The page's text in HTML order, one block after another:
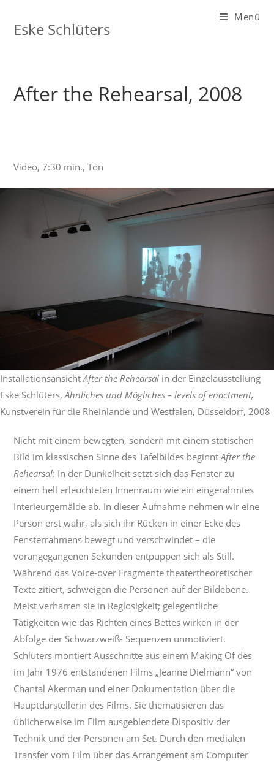
Inhalt
springen
Eske Schlüters
Menü
After the Rehearsal, 2008
Video, 7:30 min., Ton
InstallationsansichtAfter the Rehearsal in der Einzelausstellung
Eske Schlüters,Ähnliches und Mögliches – levels of enactment,
Kunstverein für die Rheinlande und Westfalen, Düsseldorf, 2008
Nicht mit einem bewegten, sondern mit einem statischen
Bild im klassischen Sinne des Tafelbildes beginntAfter the
Rehearsal: In der Dunkelheit setzt sich das Fenster zu
einem hell erleuchteten Innenraum wie ein eingerahmtes
Interieurgemälde ab. In dieser Aufnahme nehmen wir eine
Person erst wahr, als sich ihr Rücken in einer Ecke des
Fensterrahmens bewegt und verschwindet – die
vorangegangenen Sekunden entpuppen sich als Still.
Während das Voice-over Fragmente theatertheoretischer
Texte zitiert, schweigen die Personen auf der Bildebene.
Meist verharren sie in Reglosigkeit; gelegentliche
Tätigkeiten wie das Richten eines Bettes wirken in der
Abfolge der Schwarzweiß- Sequenzen unmotiviert.
Schlüters montiert Ausschnitte aus einem Making Of des
im Jahr 1976 entstandenen Films „Jeanne Dielmann“ von
Chantal Akerman und einer Dokumentation über die
Hauptdarstellerin des Films. Sie thematisieren das
üblicherweise im Film ausgeblendete Dispositiv der
Technik und der Personen am Set. Durch den medialen
Transfer vom Film über das Arrangement am Computer